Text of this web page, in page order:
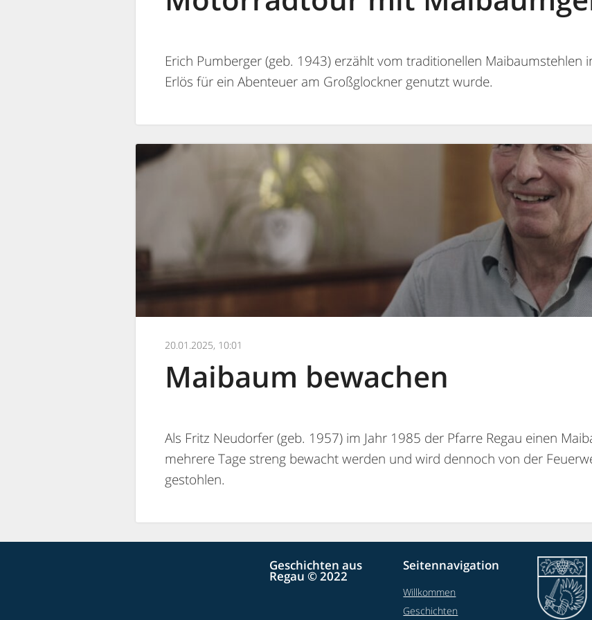
Erich Pumberger (geb. 1943) erzählt vom traditionellen Maibaumstehlen
Erlös für ein Abenteuer am Großglockner genutzt wurde.
20.01.2025, 10:01
Maibaum bewachen
Als Fritz Neudorfer (geb. 1957) im Jahr 1985 der Pfarre Regau einen
mehrere Tage streng bewacht werden und wird dennoch von der
gestohlen.
Geschichten aus
Regau © 2022
Seitennavigation
Willkommen
Geschichten